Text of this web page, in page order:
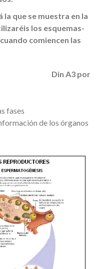
que se muestra en la
los esquemas-
comiencen las
Din A3 por
fases
de los órganos